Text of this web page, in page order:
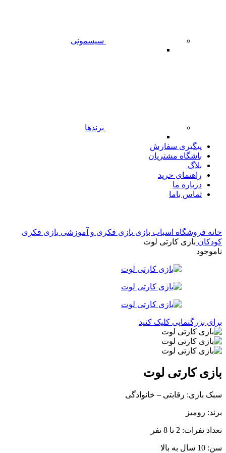
سیسمونی
برندها
پیگیری سفارش
باشگاه مشتریان
بلاگ
راهنمای خرید
درباره ما
تماس باما
خانه فروشگاه اسباب بازی بازی فکری و آموزشی بازی فکری
کودکان بازی کارتی لوت
ناموجود
برای بزرگنمایی کلیک کنید
بازی کارتی لوت
سبک بازی: رقابتی – خانوادگی
برند: رومیز
تعداد نفرات: 2 تا 8 نفر
سن: 10 سال به بالا